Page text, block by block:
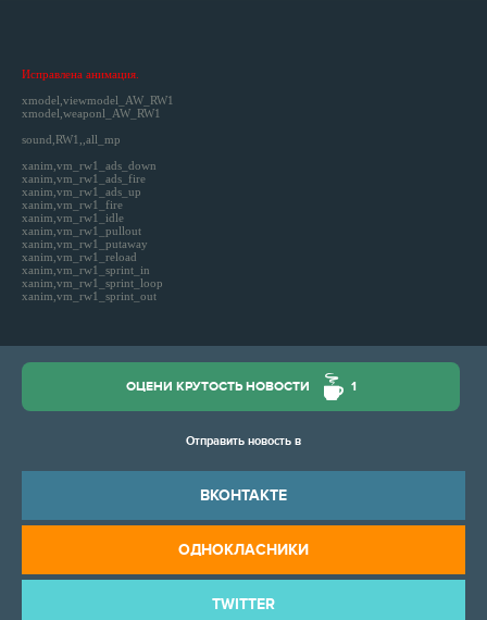
Исправлена анимация.
xmodel,viewmodel_AW_RW1
xmodel,weaponl_AW_RW1
sound,RW1,,all_mp
xanim,vm_rw1_ads_down
xanim,vm_rw1_ads_fire
xanim,vm_rw1_ads_up
xanim,vm_rw1_fire
xanim,vm_rw1_idle
xanim,vm_rw1_pullout
xanim,vm_rw1_putaway
xanim,vm_rw1_reload
xanim,vm_rw1_sprint_in
xanim,vm_rw1_sprint_loop
xanim,vm_rw1_sprint_out
ОЦЕНИ КРУТОСТЬ НОВОСТИ 1
Отправить новость в
ВКОНТАКТЕ
ОДНОКЛАСНИКИ
TWITTER